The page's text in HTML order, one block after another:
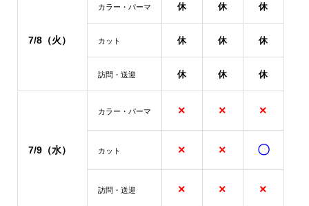
7/8（火）
カラー・パーマ 休 休 休
カット 休 休 休
訪問・送迎 休 休 休
7/9（水）
カラー・パーマ × × ×
カット × × 〇
訪問・送迎 × × ×